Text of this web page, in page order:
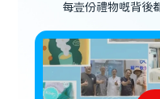
每壹份禮物嘅背後